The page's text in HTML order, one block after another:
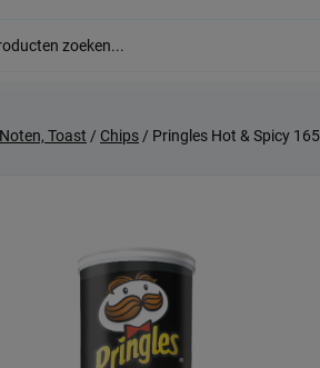
Toast / Chips/ Pringles Hot & Spicy